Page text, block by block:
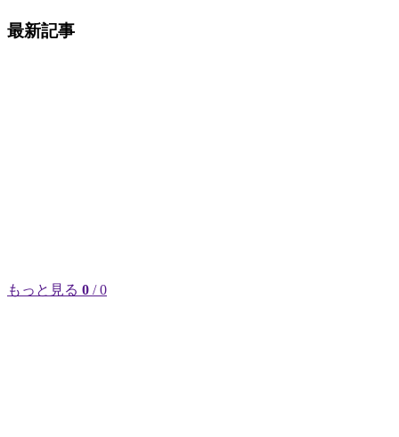
最新記事
もっと見る 0 / 0